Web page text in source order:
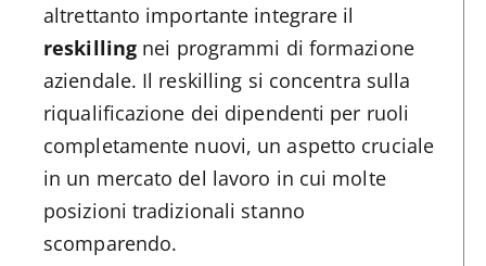
altrettanto importante integrare il
reskilling nei programmi di formazione
aziendale. Il reskilling si concentra sulla
riqualificazione dei dipendenti per ruoli
completamente nuovi, un aspetto cruciale
in un mercato del lavoro in cui molte
posizioni tradizionali stanno
scomparendo.